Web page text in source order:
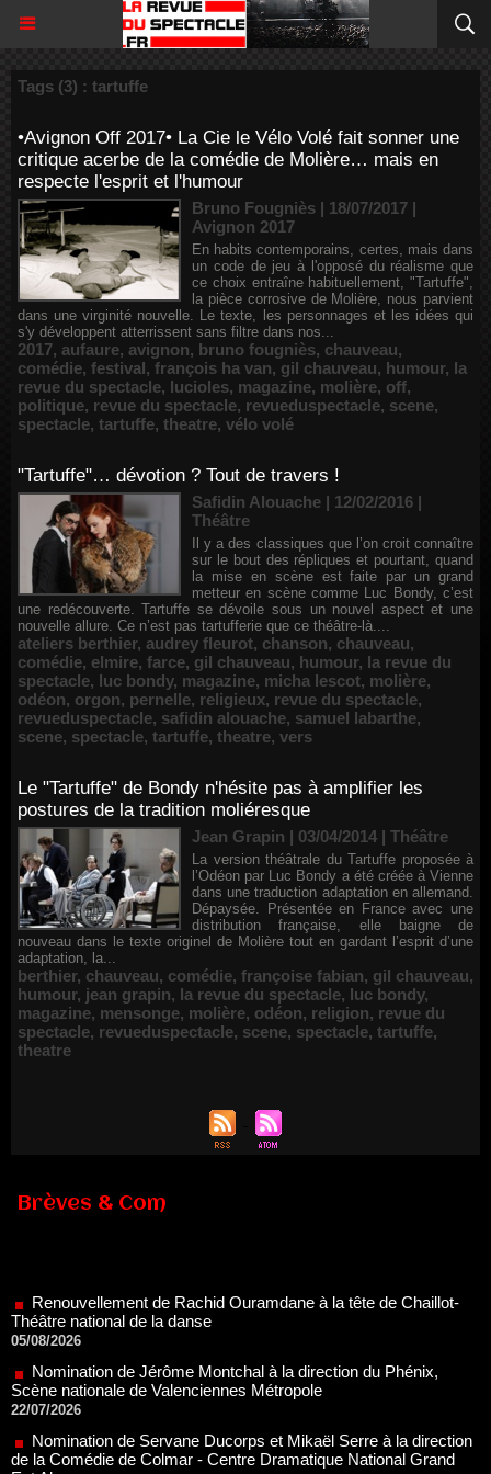
Tags (3) : tartuffe
•Avignon Off 2017• La Cie le Vélo Volé fait sonner une
critique acerbe de la comédie de Molière… mais en
respecte l'esprit et l'humour
Bruno Fougniès | 18/07/2017 |
Avignon 2017
En habits contemporains, certes, mais dans
un code de jeu à l'opposé du réalisme que
ce choix entraîne habituellement, "Tartuffe",
la pièce corrosive de Molière, nous parvient
dans une virginité nouvelle. Le texte, les personnages et les idées qui
s'y développent atterrissent sans filtre dans nos...
2017, aufaure, avignon, bruno fougniès, chauveau,
comédie, festival, françois ha van, gil chauveau, humour, la
revue du spectacle, lucioles, magazine, molière, off,
politique, revue du spectacle, revueduspectacle, scene,
spectacle, tartuffe, theatre, vélo volé
"Tartuffe"… dévotion ? Tout de travers !
Safidin Alouache | 12/02/2016 |
Théâtre
Il y a des classiques que l’on croit connaître
sur le bout des répliques et pourtant, quand
la mise en scène est faite par un grand
metteur en scène comme Luc Bondy, c’est
une redécouverte. Tartuffe se dévoile sous un nouvel aspect et une
nouvelle allure. Ce n’est pas tartufferie que ce théâtre-là....
ateliers berthier, audrey fleurot, chanson, chauveau,
comédie, elmire, farce, gil chauveau, humour, la revue du
spectacle, luc bondy, magazine, micha lescot, molière,
odéon, orgon, pernelle, religieux, revue du spectacle,
revueduspectacle, safidin alouache, samuel labarthe,
scene, spectacle, tartuffe, theatre, vers
Le "Tartuffe" de Bondy n'hésite pas à amplifier les
postures de la tradition moliéresque
Jean Grapin | 03/04/2014 | Théâtre
La version théâtrale du Tartuffe proposée à
l’Odéon par Luc Bondy a été créée à Vienne
dans une traduction adaptation en allemand.
Dépaysée. Présentée en France avec une
distribution française, elle baigne de
nouveau dans le texte originel de Molière tout en gardant l’esprit d’une
adaptation, la...
berthier, chauveau, comédie, françoise fabian, gil chauveau,
humour, jean grapin, la revue du spectacle, luc bondy,
magazine, mensonge, molière, odéon, religion, revue du
spectacle, revueduspectacle, scene, spectacle, tartuffe,
theatre
Brèves & Com
05/08/2026
Nomination de Jérôme Montchal à la direction du Phénix,
Scène nationale de Valenciennes Métropole
22/07/2026
Nomination de Servane Ducorps et Mikaël Serre à la direction
de la Comédie de Colmar - Centre Dramatique National Grand
Est Alsace
07/07/2026